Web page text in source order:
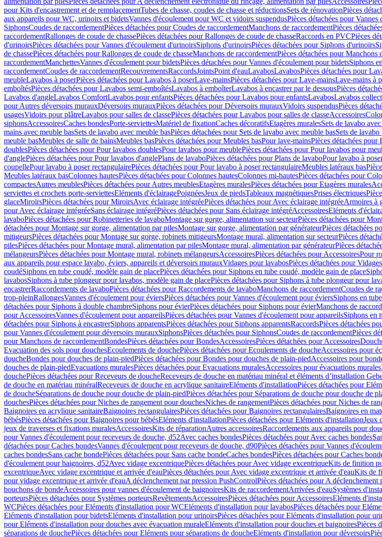
pour Kits d'encastrement et de remplacementTubes de chasse, coudes de chasse et réductionsSets de rénovationPièces
aux appareils pour WC, urinoirs et bidetsVannes d'écoulement pour WC et vidoirs suspendusPièces détachées pour
SiphonsCoudes de raccordementPièces détachées pour Coudes de raccordementManchons de raccordementPièces
raccordementRallonges de coude de chassePièces détachées pour Rallonges de coude de chasseRaccords en PVCPièces
d'urinoirsPièces détachées pour Vannes d'écoulement d'urinoirsSiphons d'urinoirsPièces détachées pour Siphons d'urinoirs
de chassePièces détachées pour Rallonges de coude de chasseManchons de raccordementPièces détachées pour Manchons
raccordementManchettesVannes d'écoulement pour bidetsPièces détachées pour Vannes d'écoulement pour bidetsSiphons
raccordementCoudes de raccordementRecouvrementsRaccordsJointsPoint d'eauLavabosLavabosPièces détachées pour
meubleLavabos à poserPièces détachées pour Lavabos à poserLave-mainsPièces détachées pour Lave-mainsLave-mains à
emboîtésPièces détachées pour Lavabos semi-emboîtésLavabos à emboîterLavabos à encastrer par le dessousPièces
Lavabos d'angleLavabos ComfortLavabos pour enfantsPièces détachées pour Lavabos pour enfantsLavabosLavabos
pour Autres déversoirs murauxDéversoirs murauxPièces détachées pour Déversoirs murauxVidoirs suspendusPièces
usagesVidoirs pour plâtreLavabos pour salles de classePièces détachées pour Lavabos pour salles de classeAccessoires
siphonsAccessoiresCaches bondesPorte-serviettesMatériel de fixationCaches décoratifsEtagères muralesSets de lavabo
mains avec meuble basSets de lavabo avec meuble basPièces détachées pour Sets de lavabo avec meuble basSets de
meuble basMeubles de salle de bainsMeubles basPièces détachées pour Meubles basPour lave-mainsPièces détachées pour
doublesPièces détachées pour Pour lavabos doublesPour lavabos pour meublePièces détachées pour Pour lavabos pour
d'anglePièces détachées pour Pour lavabos d'anglePlans de lavaboPièces détachées pour Plans de lavaboPour lavabo à
coupellePour lavabo à poser rectangulairePièces détachées pour Pour lavabo à poser rectangulaireMeubles latéraux bas
Meubles latéraux basColonnes hautesPièces détachées pour Colonnes hautesColonnes mi-hautesPièces détachées pour
compactesAutres meublesPièces détachées pour Autres meublesEtagères muralesPièces détachées pour Etagères murales
serviettes et crochets porte-serviettesEléments d'éclairagePoignéesJeux de piedsTableaux magnétiquesPrises électriques
glaceMiroirsPièces détachées pour MiroirsAvec éclairage intégréePièces détachées pour Avec éclairage intégréeArmoires à
pour Avec éclairage intégréeSans éclairage intégréPièces détachées pour Sans éclairage intégréAccessoiresEléments
lavaboPièces détachées pour Robinetteries de lavaboMontage sur gorge, alimentation sur secteurPièces détachées pour
détachées pour Montage sur gorge, alimentation par pilesMontage sur gorge, alimentation par générateurPièces détachées
mitigeursPièces détachées pour Montage sur gorge, robinets mitigeursMontage mural, alimentation sur secteurPièces
pilesPièces détachées pour Montage mural, alimentation par pilesMontage mural, alimentation par générateurPièces
mélangeursPièces détachées pour Montage mural, robinets mélangeursAccessoiresPièces détachées pour AccessoiresPour
aux appareils pour espace lavabo, éviers, appareils et déversoirs murauxVidages pour lavabosPièces détachées pour
coudéSiphons en tube coudé, modèle gain de placePièces détachées pour Siphons en tube coudé, modèle gain de place
lavabosSiphons à tube plongeur pour lavabos, modèle gain de placePièces détachées pour Siphons à tube plongeur pour
encastrerRaccordements de lavaboPièces détachées pour Raccordements de lavaboManchons de raccordementCoudes de
trop-pleinRallongesVannes d'écoulement pour éviersPièces détachées pour Vannes d'écoulement pour éviersSiphons en
détachées pour Siphons à double chambreSiphons pour évierPièces détachées pour Siphons pour évierManchons de
pour AccessoiresVannes d'écoulement pour appareilsPièces détachées pour Vannes d'écoulement pour appareilsSiphons en
détachées pour Siphons à encastrerSiphons apparentsPièces détachées pour Siphons apparentsRaccordsPièces détachées
pour Vannes d'écoulement pour déversoirs murauxSiphonsPièces détachées pour SiphonsCoudes de raccordementPièces
pour Manchons de raccordementBondesPièces détachées pour BondesAccessoiresPièces détachées pour Accessoires
Evacuation des sols pour douchesEcoulements de douchePièces détachées pour Ecoulements de doucheAccessoires pour
doucheBondes pour douches de plain-piedPièces détachées pour Bondes pour douches de plain-piedAccessoires pour
douches de plain-piedEvacuations muralesPièces détachées pour Evacuations muralesAccessoires pour évacuations murales
douchePièces détachées pour Receveurs de doucheReceveurs de douche en matériau minéral et éléments d’installation
de douche en matériau minéralReceveurs de douche en acrylique sanitaireEléments d'installationPièces détachées pour
de doucheSéparations de douche pour douche de plain-piedPièces détachées pour Séparations de douche pour douche de
douchesPièces détachées pour Niches de rangement pour douchesNiches de rangementPièces détachées pour Niches de
Baignoires en acrylique sanitaireBaignoires rectangulairesPièces détachées pour Baignoires rectangulairesBaignoires en
bébésPièces détachées pour Baignoires pour bébésEléments d'installationPièces détachées pour Eléments d'installationJeux
jeux de traverses et fixations muralesAccessoiresKits de réparationAutres accessoiresRaccordements aux appareils pour
pour Vannes d'écoulement pour receveurs de douche, d52Avec caches bondesPièces détachées pour Avec caches bondes
détachées pour Caches bondesVannes d'écoulement pour receveurs de douche, d90Pièces détachées pour Vannes
caches bondesSans cache bondePièces détachées pour Sans cache bondeCaches bondesPièces détachées pour Caches
d'écoulement pour baignoires, d52Avec vidage excentriquePièces détachées pour Avec vidage excentriqueKits de finition
excentriqueAvec vidage excentrique et arrivée d'eauPièces détachées pour Avec vidage excentrique et arrivée d'eauKits de
pour vidage excentrique et arrivée d'eauA déclenchement par pression PushControlPièces détachées pour A
bouchons de bondeAccessoires pour vannes d'écoulement de baignoiresKits de raccordementArrivées d'eauSystèmes
porteursPièces détachées pour Systèmes porteursRevêtementsAccessoiresPièces détachées pour AccessoiresEléments
WCPièces détachées pour Eléments d'installation pour WCEléments d'installation pour lavabosPièces détachées pour
Eléments d'installation pour bidetsEléments d'installation pour urinoirsPièces détachées pour Eléments d'installation pour
pour Eléments d'installation pour douches avec évacuation muraleEléments d'installation pour douches et baignoiresPièces
séparations de douchePièces détachées pour Eléments pour séparations de doucheEléments d'installation pour déversoirs